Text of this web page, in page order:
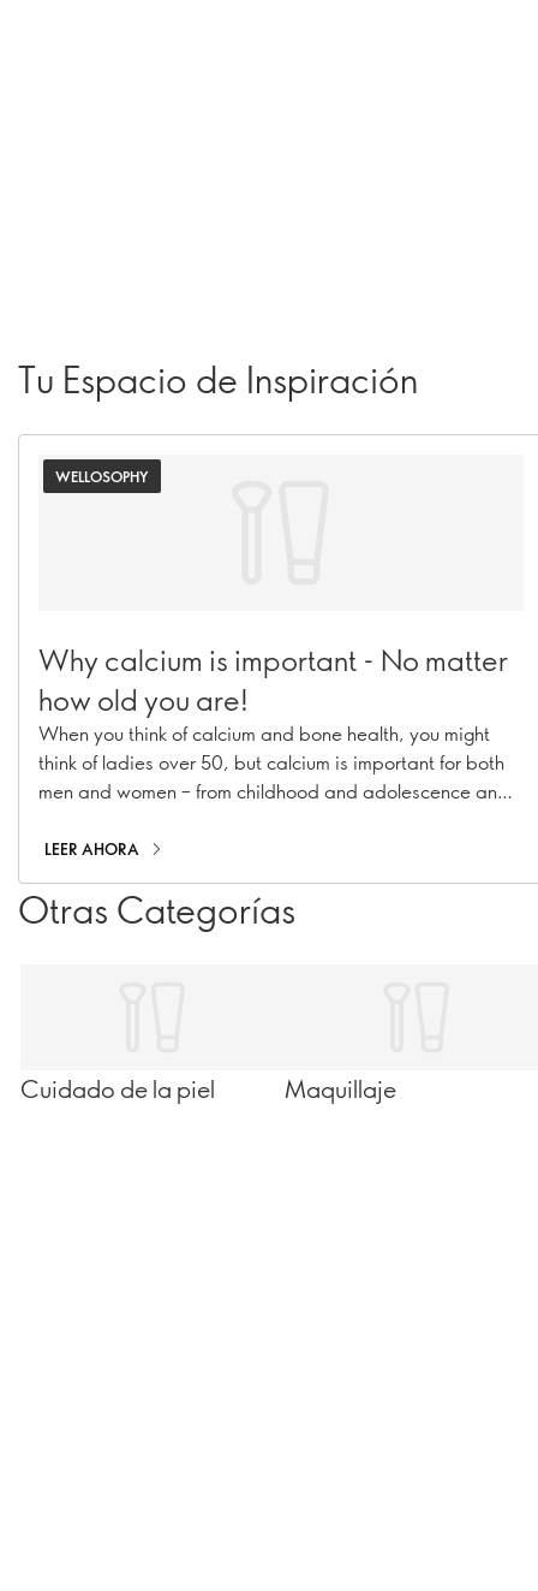
Tu Espacio de Inspiración
WELLOSOPHY
Why calcium is important - No matter
how old you are!
When you think of calcium and bone health, you might
think of ladies over 50, but calcium is important for both
men and women – from childhood and adolescence and
matters at every age, and how you can make sure you –
and those you love – are getting enough
LEER AHORA
Otras Categorías
Cuidado de la piel Maquillaje